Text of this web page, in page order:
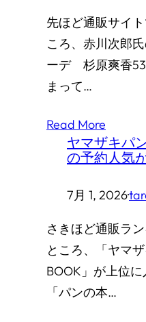
先ほど通販サイ
ころ、赤川次郎
ーデ 杉原爽香
まって…
Read More
ヤマザキパ
の予約人気
7月 1, 2026·
さきほど通販ラ
ところ、「ヤマ
BOOK」が上位
「パンの本…